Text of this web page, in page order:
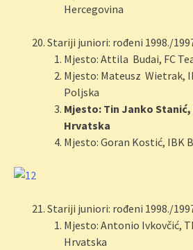
Hercegovina
Stariji juniori: rođeni 1998./
Mjesto: Attila Budai, FC
Mjesto: Mateusz Wietrak,
Poljska
Mjesto: Tin Janko
Hrvatska
Mjesto: Goran Kostić, IBK
Stariji juniori: rođeni 1998./
Mjesto: Antonio Ivkovčić,
Hrvatska